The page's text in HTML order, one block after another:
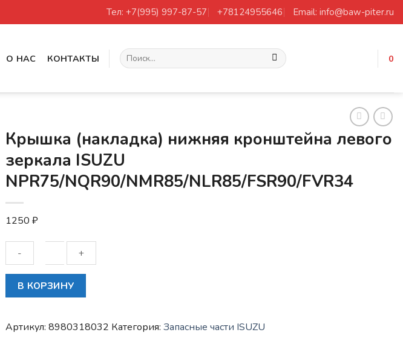
Тел: +7(995) 997-87-57 +78124955646 Email: info@baw-piter.ru
О НАС КОНТАКТЫ Искать: 0
Крышка (накладка) нижняя кронштейна левого
зеркала ISUZU
NPR75/NQR90/NMR85/NLR85/FSR90/FVR34
1250 ₽
Количество
(накладка)
нижняя
В КОРЗИНУ
Артикул: 8980318032 Категория: Запасные части ISUZU